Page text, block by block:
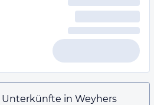
in Weyhers